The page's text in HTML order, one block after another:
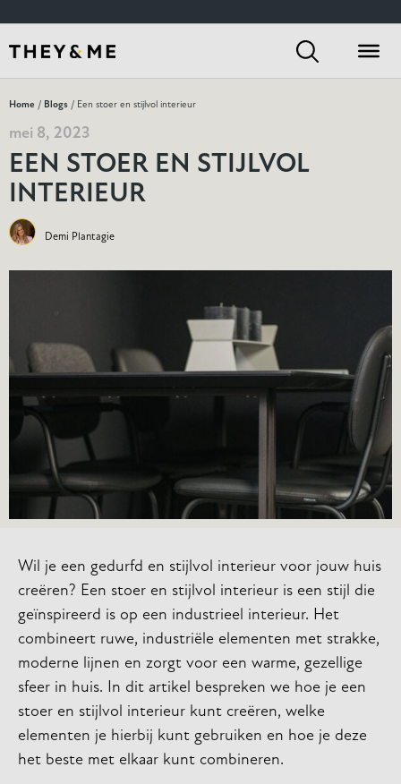
Home / Blogs / Een stoer en stijlvol interieur
mei 8, 2023
EEN STOER EN STIJLVOL
INTERIEUR
Demi Plantagie
Wil je een gedurfd en stijlvol interieur voor jouw huis
creëren? Een stoer en stijlvol interieur is een stijl die
geïnspireerd is op een industrieel interieur. Het
combineert ruwe, industriële elementen met strakke,
moderne lijnen en zorgt voor een warme, gezellige
sfeer in huis. In dit artikel bespreken we hoe je een
stoer en stijlvol interieur kunt creëren, welke
elementen je hierbij kunt gebruiken en hoe je deze
het beste met elkaar kunt combineren.